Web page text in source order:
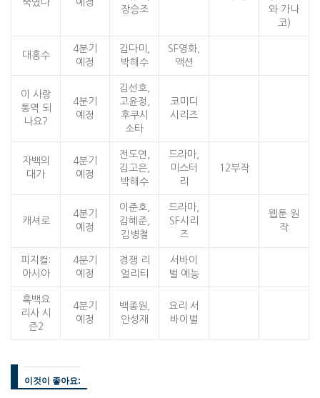
죽였다
예정
장승조
와 가나
코)
대홍수
4분기
예정
김다미,
박해수
SF영화,
액션
이 사랑
통역 되
나요?
4분기
예정
김선호,
고윤정,
후쿠시
소타
코미디
시리즈
자백의
대가
4분기
예정
전도연,
김고은,
박해수
드라마,
미스터
리
12부작
캐셔로
4분기
예정
이준호,
김혜준,
김병철
드라마,
SF시리
즈
웹툰 원
작
피지컬:
아시아
4분기
예정
경쟁 리
얼리티
서바이
벌 예능
흑백요
리사 시
즌2
4분기
예정
백종원,
안성재
요리 서
바이벌
이것이 좋아요: